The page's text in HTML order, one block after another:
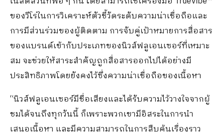
ของวีโร่ในการวิเคราะห์ตัวชี้วัดระดับความน่าเชื่อถือและ
การมีส่วนร่วมของผู้ติดตาม การจับคู่เป้าหมายการสื่อสาร
ของแบรนด์เข้ากับประเภทของนิวส์ฟลูเอนเซอร์ที่เหมาะ
สม จะช่วยให้สาระสำคัญถูกสื่อสารออกไปได้อย่างมี
ประสิทธิภาพโดยยังคงไว้ซึ่งความน่าเชื่อถือของเนื้อหา
“นิวส์ฟลูเอนเซอร์มีชื่อเสียงและได้รับความไว้วางใจจากผู้
ชมได้จนถึงทุกวันนี้ ก็เพราะพวกเขามีอิสระในการนำ
เสนอเนื้อหา และมีความสามารถในการสืบค้นเรื่องราว